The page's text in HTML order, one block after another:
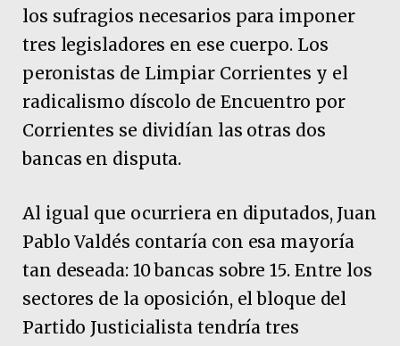
los sufragios necesarios para imponer
tres legisladores en ese cuerpo. Los
peronistas de Limpiar Corrientes y el
radicalismo díscolo de Encuentro por
Corrientes se dividían las otras dos
bancas en disputa.
Al igual que ocurriera en diputados, Juan
Pablo Valdés contaría con esa mayoría
tan deseada: 10 bancas sobre 15. Entre los
sectores de la oposición, el bloque del
Partido Justicialista tendría tres